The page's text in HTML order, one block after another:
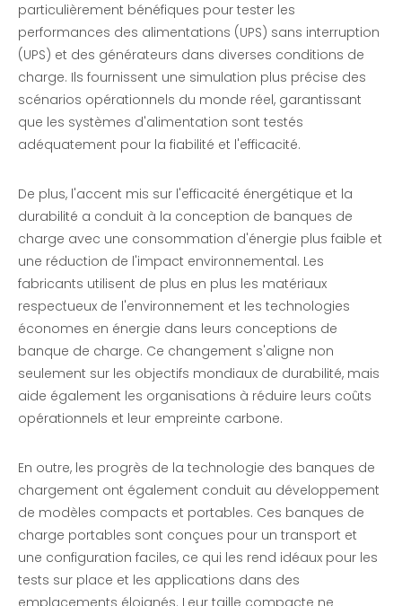
particulièrement bénéfiques pour tester les
performances des alimentations (UPS) sans interruption
(UPS) et des générateurs dans diverses conditions de
charge. Ils fournissent une simulation plus précise des
scénarios opérationnels du monde réel, garantissant
que les systèmes d'alimentation sont testés
adéquatement pour la fiabilité et l'efficacité.
De plus, l'accent mis sur l'efficacité énergétique et la
durabilité a conduit à la conception de banques de
charge avec une consommation d'énergie plus faible et
une réduction de l'impact environnemental. Les
fabricants utilisent de plus en plus les matériaux
respectueux de l'environnement et les technologies
économes en énergie dans leurs conceptions de
banque de charge. Ce changement s'aligne non
seulement sur les objectifs mondiaux de durabilité, mais
aide également les organisations à réduire leurs coûts
opérationnels et leur empreinte carbone.
En outre, les progrès de la technologie des banques de
chargement ont également conduit au développement
de modèles compacts et portables. Ces banques de
charge portables sont conçues pour un transport et
une configuration faciles, ce qui les rend idéaux pour les
tests sur place et les applications dans des